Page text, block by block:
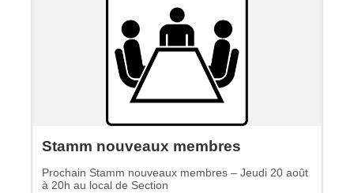
Stamm nouveaux membres
Prochain Stamm nouveaux membres – Jeudi 20 août
à 20h au local de Section